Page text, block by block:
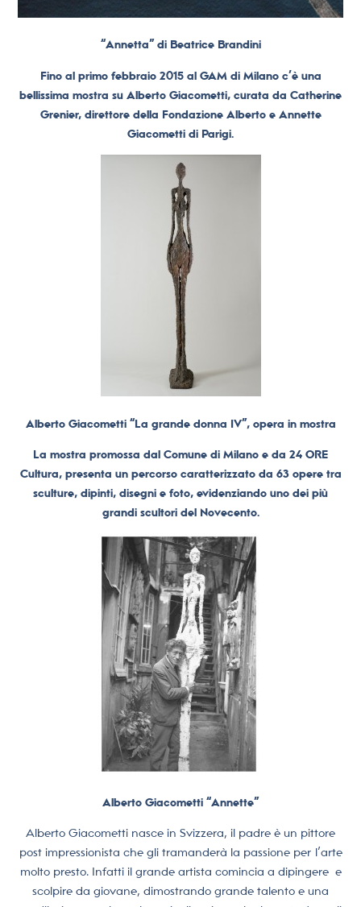
“Annetta” di Beatrice Brandini
Fino al primo febbraio 2015 al GAM di Milano c’è una
bellissima mostra su Alberto Giacometti, curata da Catherine
Grenier, direttore della Fondazione Alberto e Annette
Giacometti di Parigi.
Alberto Giacometti “La grande donna IV”, opera in mostra
La mostra promossa dal Comune di Milano e da 24 ORE
Cultura, presenta un percorso caratterizzato da 63 opere tra
sculture, dipinti, disegni e foto, evidenziando uno dei più
grandi scultori del Novecento.
Alberto Giacometti “Annette”
Alberto Giacometti nasce in Svizzera, il padre è un pittore
post impressionista che gli tramanderà la passione per l’arte
molto presto. Infatti il grande artista comincia a dipingere e
scolpire da giovane, dimostrando grande talento e una